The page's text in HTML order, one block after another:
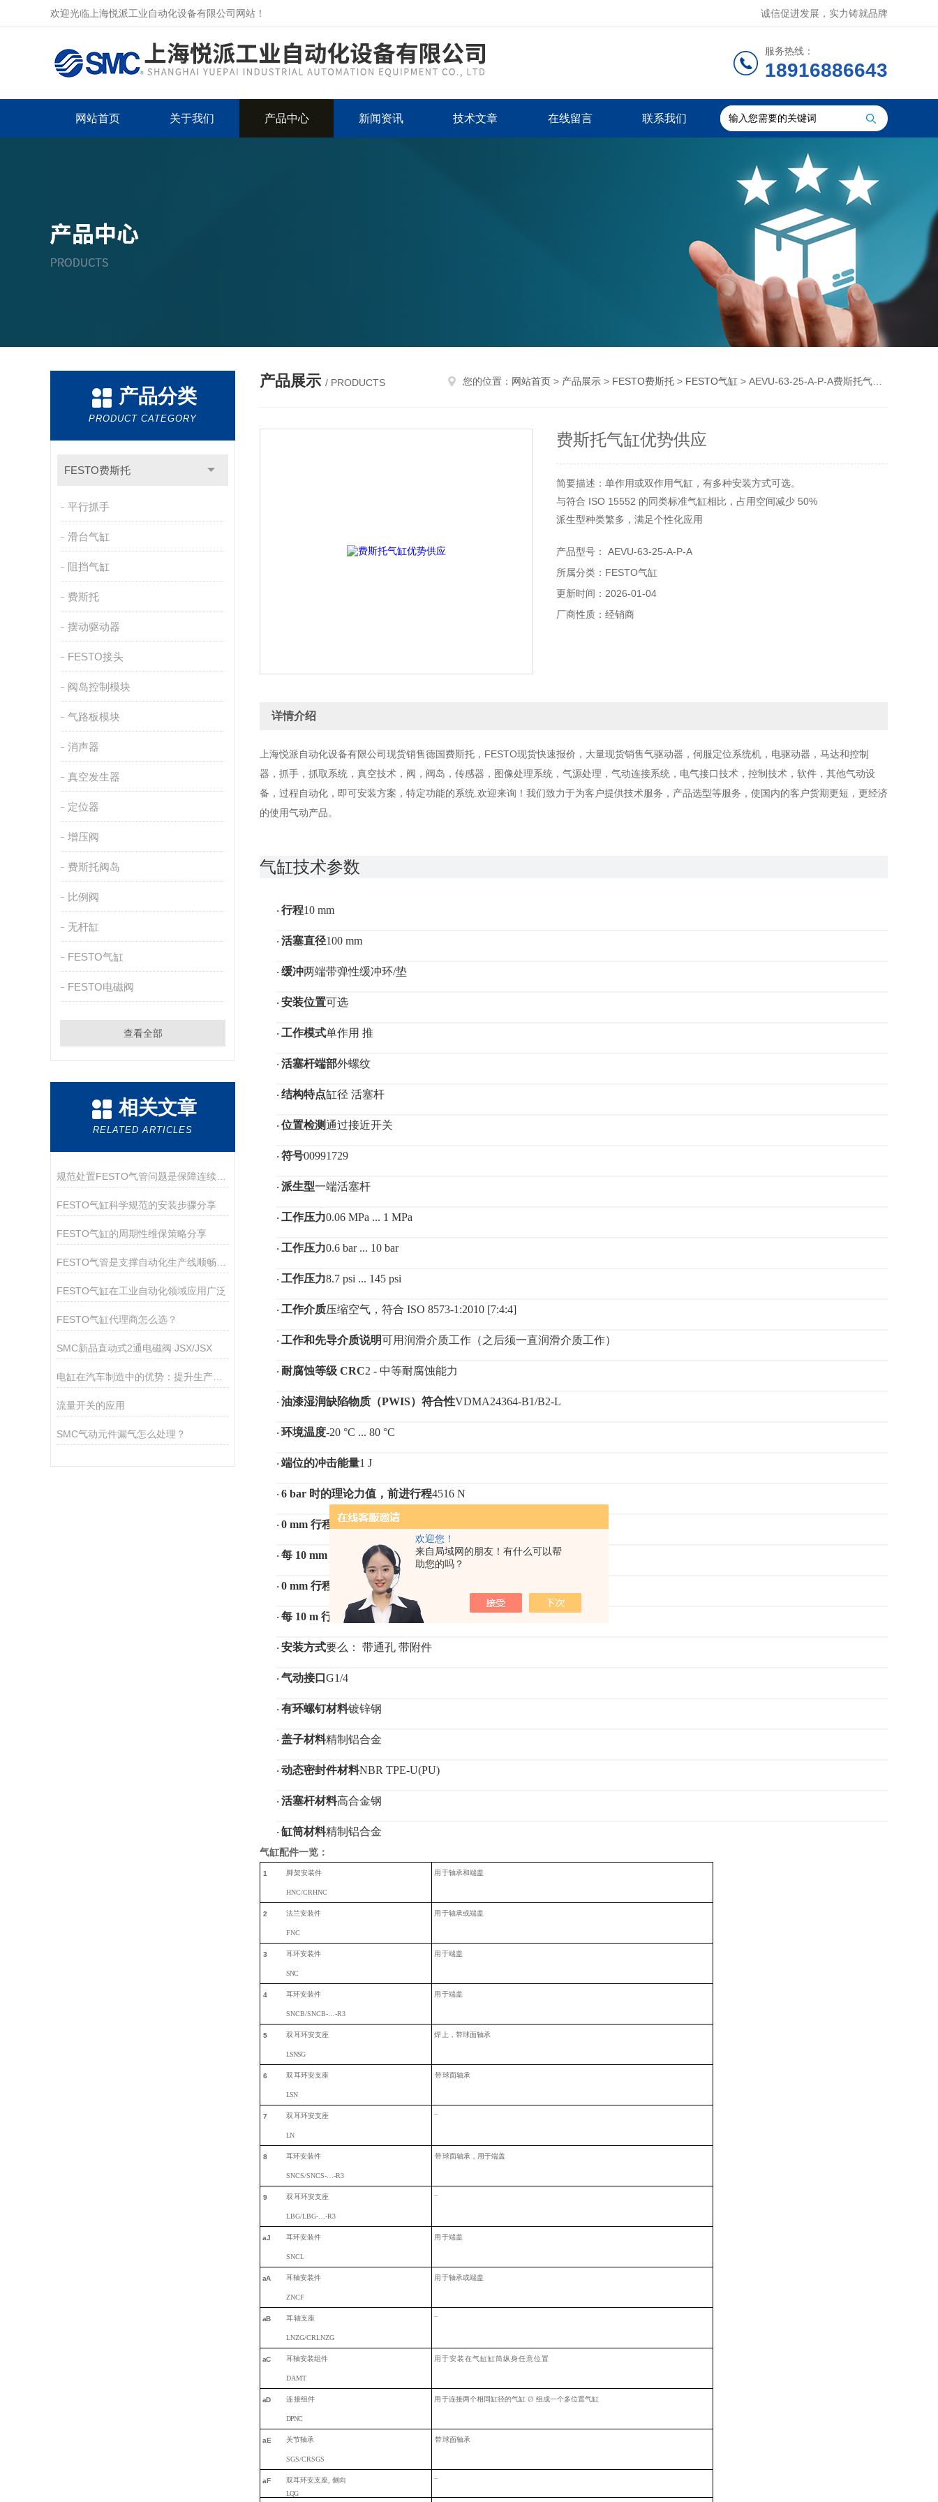
欢迎您！
来自局域网的朋友！有什么可以帮
助您的吗？
欢迎光临上海悦派工业自动化设备有限公司网站！ 诚信促进发展，实力铸就品牌
服务热线：
18916886643
网站首页 关于我们 产品中心 新闻资讯 技术文章 在线留言 联系我们
产品分类
PRODUCT CATEGORY
FESTO费斯托
平行抓手
滑台气缸
阻挡气缸
费斯托
摆动驱动器
FESTO接头
阀岛控制模块
气路板模块
消声器
真空发生器
定位器
增压阀
费斯托阀岛
比例阀
无杆缸
FESTO气缸
FESTO电磁阀
查看全部
相关文章
RELATED ARTICLES
规范处置FESTO气管问题是保障连续供气的关键
FESTO气缸科学规范的安装步骤分享
FESTO气缸的周期性维保策略分享
FESTO气缸在工业自动化领域应用广泛
FESTO气缸代理商怎么选？
SMC新品直动式2通电磁阀 JSX/JSX
电缸在汽车制造中的优势：提升生产线的灵活性和效率
流量开关的应用
SMC气动元件漏气怎么处理？
产品展示 / PRODUCTS 您的位置： 网站首页 > 产品展示 > FESTO费斯托 > FESTO气缸 > AEVU-63-25-A-P-A费斯托气缸优势供应
费斯托气缸优势供应
简要描述：单作用或双作用气缸，有多种安装方式可选。
与符合 ISO 15552 的同类标准气缸相比，占用空间减少 50%
派生型种类繁多，满足个性化应用
用于位置检测
产品型号： AEVU-63-25-A-P-A
所属分类：FESTO气缸
更新时间：2026-01-04
厂商性质：经销商
详情介绍
上海悦派自动化设备有限公司现货销售德国费斯托，FESTO现货快速报价，大量现货销售气驱动器，伺服定位系统机，电驱动器，马达和控制
器，抓手，抓取系统，真空技术，阀，阀岛，传感器，图像处理系统，气源处理，气动连接系统，电气接口技术，控制技术，软件，其他气动设
备，过程自动化，即可安装方案，特定功能的系统.欢迎来询！我们致力于为客户提供技术服务，产品选型等服务，使国内的客户货期更短，更经济
的使用气动产品。
气缸技术参数
· 行程10 mm
· 活塞直径100 mm
· 缓冲两端带弹性缓冲环/垫
· 安装位置可选
· 工作模式单作用 推
· 活塞杆端部外螺纹
· 结构特点缸径 活塞杆
· 位置检测通过接近开关
· 符号00991729
· 派生型一端活塞杆
· 工作压力0.06 MPa ... 1 MPa
· 工作压力0.6 bar ... 10 bar
· 工作压力8.7 psi ... 145 psi
· 工作介质压缩空气，符合 ISO 8573-1:2010 [7:4:4]
· 工作和先导介质说明可用润滑介质工作（之后须一直润滑介质工作）
· 耐腐蚀等级 CRC2 - 中等耐腐蚀能力
· 油漆湿润缺陷物质（PWIS）符合性VDMA24364-B1/B2-L
· 环境温度-20 °C ... 80 °C
· 端位的冲击能量1 J
· 6 bar 时的理论力值，前进行程4516 N
· 0 mm 行程的移动质量614 g
· 每 10 mm 行程的额外移动质量38 g
· 0 mm 行程的基本重量2797 g
· 每 10 m 行程的附加重量 177 g
· 安装方式要么： 带通孔 带附件
· 气动接口 G1/4
· 有环螺钉材料镀锌钢
· 盖子材料精制铝合金
· 动态密封件材料NBR TPE-U(PU)
· 活塞杆材料高合金钢
· 缸筒材料精制铝合金
气缸配件一览：
1 脚架安装件
HNC/CRHNC
用于轴承和端盖
2 法兰安装件
FNC
用于轴承或端盖
3 耳环安装件
SNC
用于端盖
4 耳环安装件
SNCB/SNCB-…-R3
用于端盖
5 双耳环安支座
LSNSG
焊 上，带球面轴承
6 双耳环安支座
LSN
带球面轴承
7 双耳环安支座
LN
–
8 耳环安装件
SNCS/SNCS-…-R3
带球面轴承，用于端盖
9 双耳环安支座
LBG/LBG-…-R3
–
aJ 耳环安装件
SNCL
用于端盖
aA 耳轴安装件
ZNCF
用于轴承或端盖
aB 耳轴支座
LNZG/CRLNZG
–
aC 耳轴安装组件
DAMT
用于安装在气缸缸筒纵身任意位置
aD 连接组件
DPNC
用于连接两个相同缸径的气缸 ∅ 组成一个多位置气缸
aE 关节轴承
SGS/CRSGS
带球面轴承
aF 双耳环安支座 , 侧向
LQG
–